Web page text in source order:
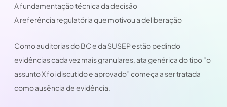
A fundamentação técnica da decisão
A referência regulatória que motivou a deliberação
Como auditorias do BC e da SUSEP estão pedindo
evidências cada vez mais granulares, ata genérica do tipo “o
assunto X foi discutido e aprovado” começa a ser tratada
como ausência de evidência.